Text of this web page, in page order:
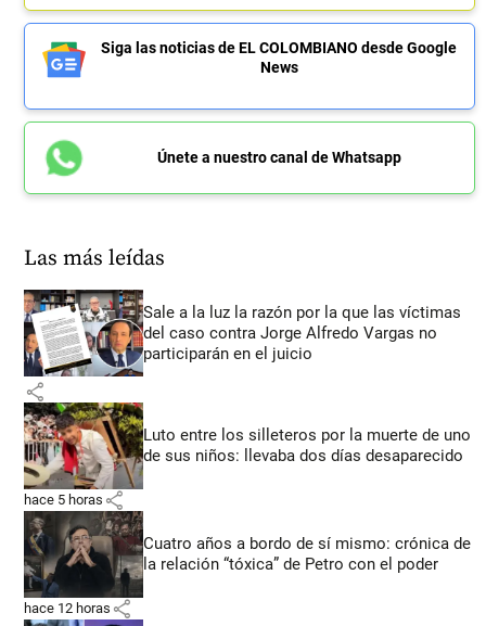
Siga las noticias de EL COLOMBIANO desde Google
News
Únete a nuestro canal de Whatsapp
Las más leídas
Sale a la luz la razón por la que las víctimas
del caso contra Jorge Alfredo Vargas no
participarán en el juicio
share
Luto entre los silleteros por la muerte de uno
de sus niños: llevaba dos días desaparecido
hace 5 horas share
Cuatro años a bordo de sí mismo: crónica de
la relación “tóxica” de Petro con el poder
hace 12 horas share